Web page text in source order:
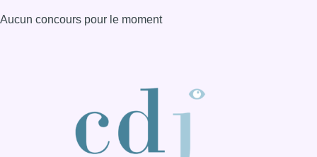
Aucun concours pour le moment